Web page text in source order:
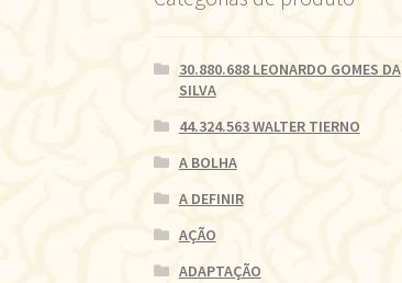
30.880.688 LEONARDO GOMES DA
SILVA
44.324.563 WALTER TIERNO
A BOLHA
A DEFINIR
AÇÃO
ADAPTAÇÃO